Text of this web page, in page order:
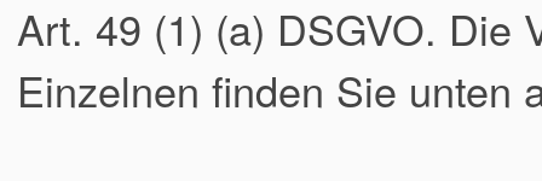
Art. 49 (1) (a) DSGVO. Die
Einzelnen finden Sie unten